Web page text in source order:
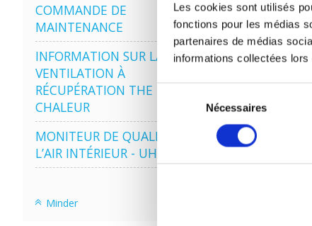
Les cookies sont utilisés
fonctions pour les médias
partenaires de médias
informations collectées
consentement
Nécessaires
COMMANDE DE
MAINTENANCE
INFORMATION SUR LA
VENTILATION À
RÉCUPÉRATION THE
CHALEUR
MONITEUR DE QUALITÉ DE
L’AIR INTÉRIEUR - UHOO
Minder